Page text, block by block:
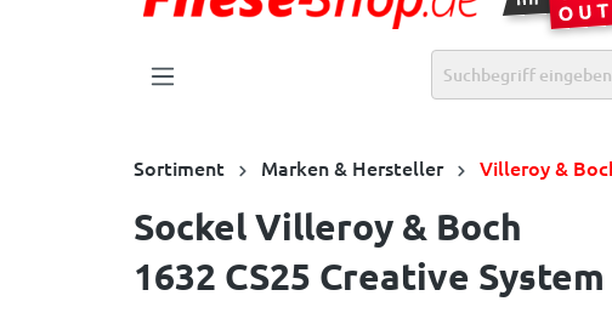
Sortiment Marken & Hersteller Villeroy &
Sockel Villeroy & Boch
1632 CS25 Creative